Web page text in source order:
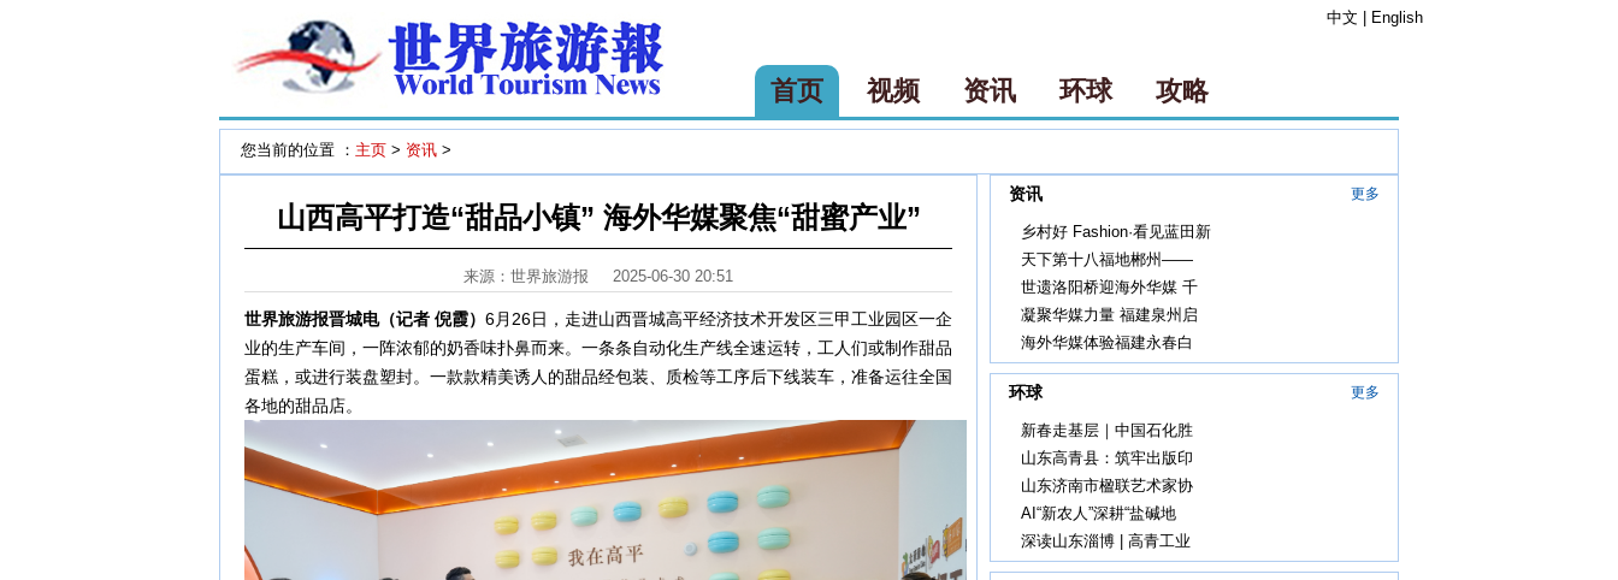
中文 English
首页 视频 资讯 环球 攻略
您当前的位置 ： 主页 > 资讯 >
山西高平打造“甜品小镇” 海外华媒聚焦“甜蜜产业”
来源：世界旅游报 2025-06-30 20:51
世界旅游报晋城电（记者 倪霞） 6月26日，走进山西晋城高平经济技术开发区三甲工业园区一企
业的生产车间，一阵浓郁的奶香味扑鼻而来。一条条自动化生产线全速运转，工人们或制作甜品
蛋糕，或进行装盘塑封。一款款精美诱人的甜品经包装、质检等工序后下线装车，准备运往全国
各地的甜品店。
更多
资讯
乡村好 Fashion·看见蓝田新
天下第十八福地郴州——
世遗洛阳桥迎海外华媒 千
凝聚华媒力量 福建泉州启
海外华媒体验福建永春白
更多
环球
新春走基层｜中国石化胜
山东高青县：筑牢出版印
山东济南市楹联艺术家协
AI“新农人”深耕“盐碱地
深读山东淄博 | 高青工业